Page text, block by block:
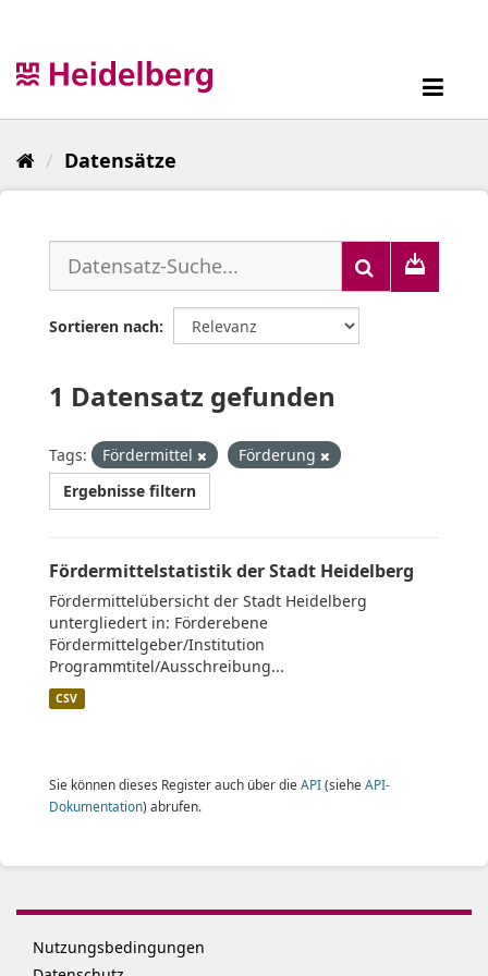
Datensätze
Sortieren nach
1 Datensatz gefunden
Tags: Fördermittel
Förderung
Ergebnisse filtern
Fördermittelstatistik der Stadt Heidelberg
Fördermittelübersicht der Stadt Heidelberg
untergliedert in: Förderebene
Fördermittelgeber/Institution
Programmtitel/Ausschreibung...
CSV
Sie können dieses Register auch über die API(siehe API-
Dokumentation) abrufen.
Nutzungsbedingungen